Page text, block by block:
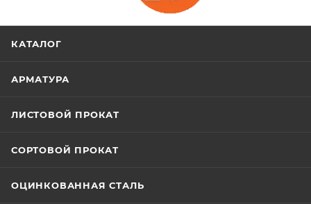
КАТАЛОГ
АРМАТУРА
ЛИСТОВОЙ ПРОКАТ
СОРТОВОЙ ПРОКАТ
ОЦИНКОВАННАЯ СТАЛЬ